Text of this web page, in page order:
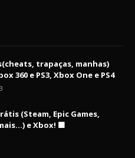
trapaças, manhas)
360 e PS3, Xbox One e PS4
(Steam, Epic Games,
e Xbox! 🟩